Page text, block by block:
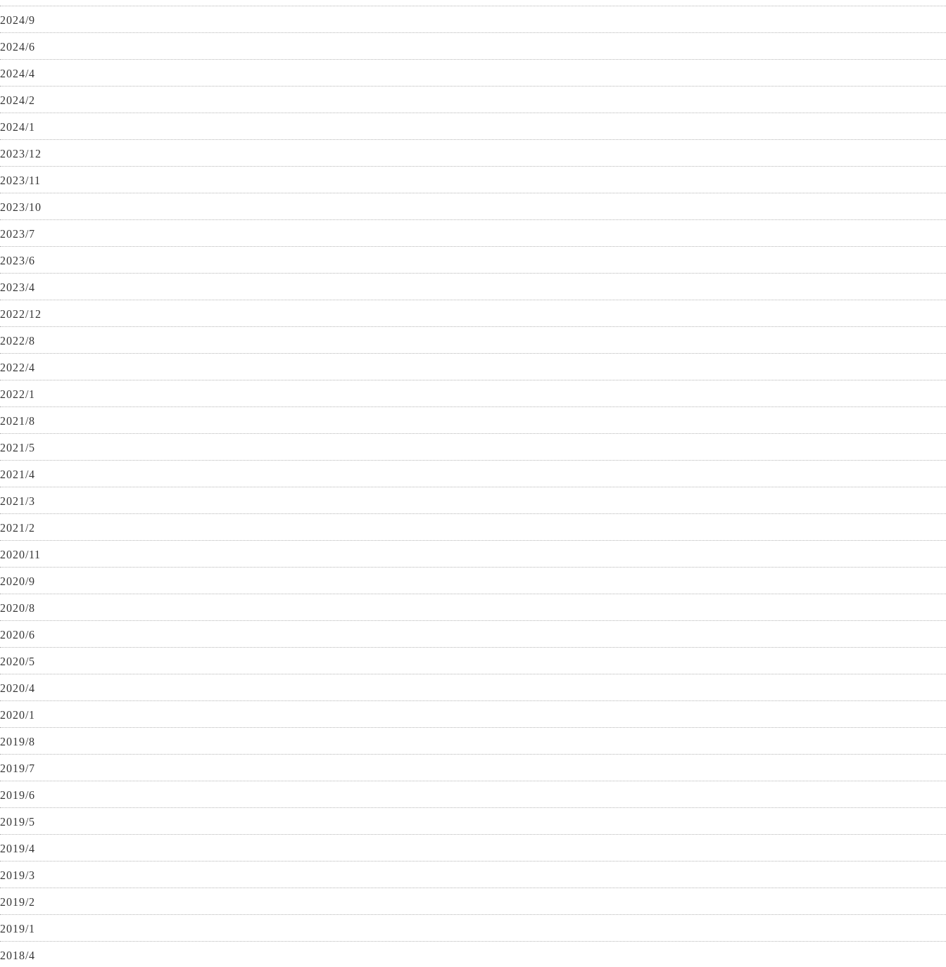
2024/9
2024/6
2024/4
2024/2
2024/1
2023/12
2023/11
2023/10
2023/7
2023/6
2023/4
2022/12
2022/8
2022/4
2022/1
2021/8
2021/5
2021/4
2021/3
2021/2
2020/11
2020/9
2020/8
2020/6
2020/5
2020/4
2020/1
2019/8
2019/7
2019/6
2019/5
2019/4
2019/3
2019/2
2019/1
2018/4